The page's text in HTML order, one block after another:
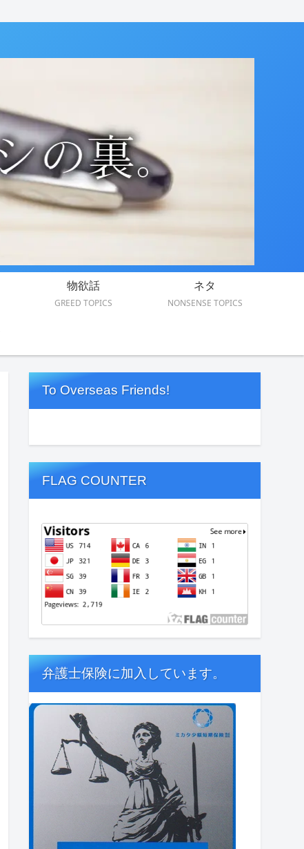
物欲話
GREED TOPICS
ネタ
NONSENSE TOPICS
To Overseas Friends!
FLAG COUNTER
弁護士保険に加入しています。